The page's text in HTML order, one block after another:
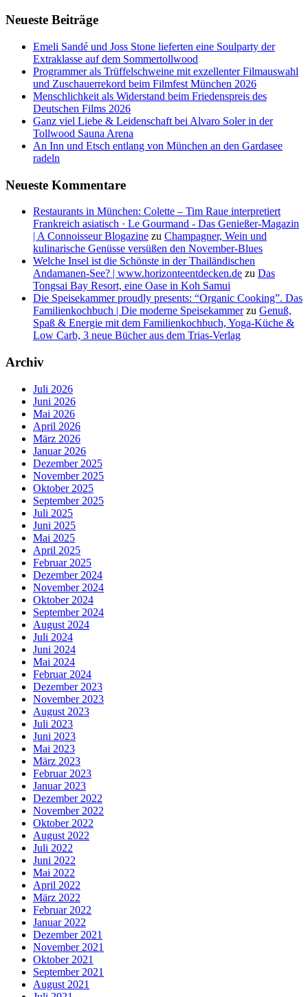
Neueste Beiträge
Emeli Sandé und Joss Stone lieferten eine Soulparty der
Extraklasse auf dem Sommertollwood
Programmer als Trüffelschweine mit exzellenter Filmauswahl
und Zuschauerrekord beim Filmfest München 2026
Menschlichkeit als Widerstand beim Friedenspreis des
Deutschen Films 2026
Ganz viel Liebe & Leidenschaft bei Alvaro Soler in der
Tollwood Sauna Arena
An Inn und Etsch entlang von München an den Gardasee
radeln
Neueste Kommentare
Restaurants in München: Colette – Tim Raue interpretiert
Frankreich asiatisch · Le Gourmand - Das Genießer-Magazin
| A Connoisseur Blogazine zu Champagner, Wein und
kulinarische Genüsse versüßen den November-Blues
Welche Insel ist die Schönste in der Thailändischen
Andamanen-See? | www.horizonteentdecken.de zu Das
Tongsai Bay Resort, eine Oase in Koh Samui
Die Speisekammer proudly presents: “Organic Cooking”. Das
Familienkochbuch | Die moderne Speisekammerzu Genuß,
Spaß & Energie mit dem Familienkochbuch, Yoga-Küche &
Low Carb, 3 neue Bücher aus dem Trias-Verlag
Archiv
Juli 2026
Juni 2026
Mai 2026
April 2026
März 2026
Januar 2026
Dezember 2025
November 2025
Oktober 2025
September 2025
Juli 2025
Juni 2025
Mai 2025
April 2025
Februar 2025
Dezember 2024
November 2024
Oktober 2024
September 2024
August 2024
Juli 2024
Juni 2024
Mai 2024
Februar 2024
Dezember 2023
November 2023
August 2023
Juli 2023
Juni 2023
Mai 2023
März 2023
Februar 2023
Januar 2023
Dezember 2022
November 2022
Oktober 2022
August 2022
Juli 2022
Juni 2022
Mai 2022
April 2022
März 2022
Februar 2022
Januar 2022
Dezember 2021
November 2021
Oktober 2021
September 2021
August 2021